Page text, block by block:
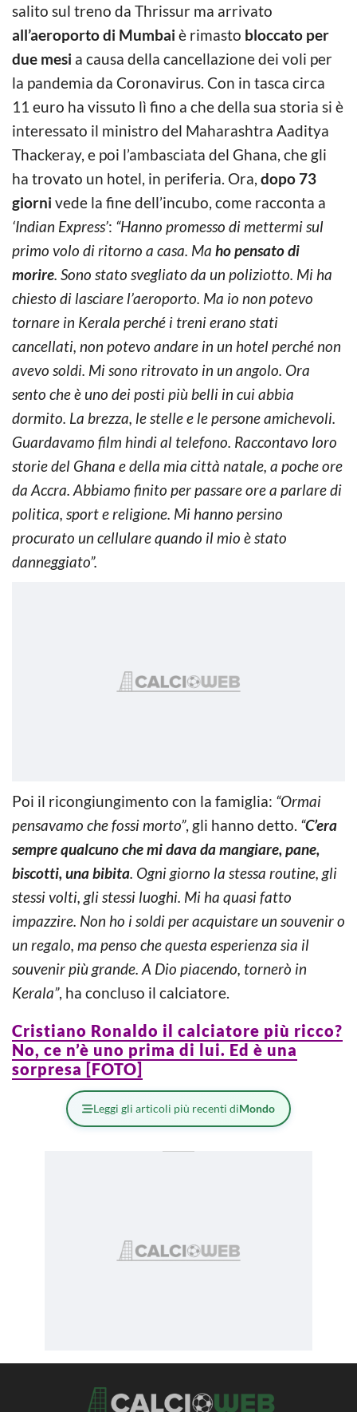
salito sul treno da Thrissur ma arrivato
all’aeroporto di Mumbai è rimasto bloccato per
due mesi a causa della cancellazione dei voli per
la pandemia da Coronavirus. Con in tasca circa
11 euro ha vissuto lì fino a che della sua storia si è
interessato il ministro del Maharashtra Aaditya
Thackeray, e poi l’ambasciata del Ghana, che gli
ha trovato un hotel, in periferia. Ora, dopo 73
giorni vede la fine dell’incubo, come racconta a
‘Indian Express’: “Hanno promesso di mettermi sul
primo volo di ritorno a casa. Ma ho pensato di
morire. Sono stato svegliato da un poliziotto. Mi ha
chiesto di lasciare l’aeroporto. Ma io non potevo
tornare in Kerala perché i treni erano stati
cancellati, non potevo andare in un hotel perché non
avevo soldi. Mi sono ritrovato in un angolo. Ora
sento che è uno dei posti più belli in cui abbia
dormito. La brezza, le stelle e le persone amichevoli.
Guardavamo film hindi al telefono. Raccontavo loro
storie del Ghana e della mia città natale, a poche ore
da Accra. Abbiamo finito per passare ore a parlare di
politica, sport e religione. Mi hanno persino
procurato un cellulare quando il mio è stato
danneggiato”.
Poi il ricongiungimento con la famiglia: “Ormai
pensavamo che fossi morto”, gli hanno detto. “C’era
sempre qualcuno che mi dava da mangiare, pane,
biscotti, una bibita. Ogni giorno la stessa routine, gli
stessi volti, gli stessi luoghi. Mi ha quasi fatto
impazzire. Non ho i soldi per acquistare un souvenir o
un regalo, ma penso che questa esperienza sia il
souvenir più grande. A Dio piacendo, tornerò in
Kerala”, ha concluso il calciatore.
Cristiano Ronaldo il calciatore più ricco?
No, ce n’è uno prima di lui. Ed è una
sorpresa [FOTO]
Leggi gli articoli più recenti diMondo